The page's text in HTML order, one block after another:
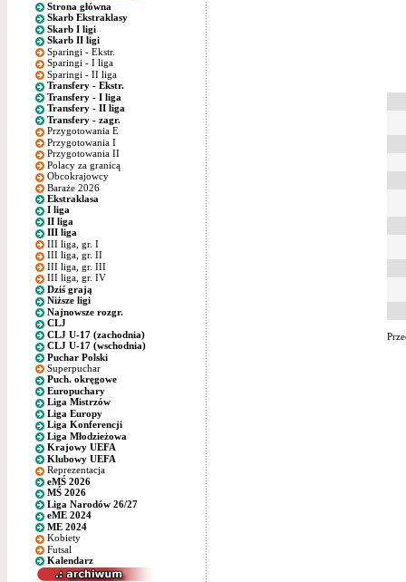
Strona główna
Skarb Ekstraklasy
Skarb I ligi
Skarb II ligi
Sparingi - Ekstr.
Sparingi - I liga
Sparingi - II liga
Transfery - Ekstr.
Transfery - I liga
Transfery - II liga
Transfery - zagr.
Przygotowania E
Przygotowania I
Przygotowania II
Polacy za granicą
Obcokrajowcy
Baraże 2026
Ekstraklasa
I liga
II liga
III liga
III liga, gr. I
III liga, gr. II
III liga, gr. III
III liga, gr. IV
Dziś grają
Niższe ligi
Najnowsze rozgr.
CLJ
CLJ U-17 (zachodnia)
CLJ U-17 (wschodnia)
Puchar Polski
Superpuchar
Puch. okręgowe
Europuchary
Liga Mistrzów
Liga Europy
Liga Konferencji
Liga Młodzieżowa
Krajowy UEFA
Klubowy UEFA
Reprezentacja
eMŚ 2026
MŚ 2026
Liga Narodów 26/27
eME 2024
ME 2024
Kobiety
Futsal
Kalendarz